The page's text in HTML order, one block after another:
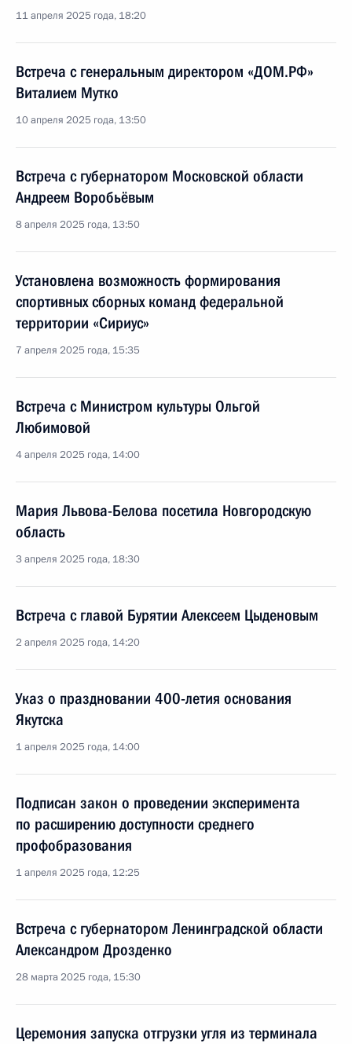
11 апреля 2025 года, 18:20
Встреча с генеральным директором «ДОМ.РФ»
Виталием Мутко
10 апреля 2025 года, 13:50
Встреча с губернатором Московской области
Андреем Воробьёвым
8 апреля 2025 года, 13:50
Установлена возможность формирования
спортивных сборных команд федеральной
территории «Сириус»
7 апреля 2025 года, 15:35
Встреча с Министром культуры Ольгой
Любимовой
4 апреля 2025 года, 14:00
Мария Львова-Белова посетила Новгородскую
область
3 апреля 2025 года, 18:30
Встреча с главой Бурятии Алексеем Цыденовым
2 апреля 2025 года, 14:20
Указ о праздновании 400-летия основания
Якутска
1 апреля 2025 года, 14:00
Подписан закон о проведении эксперимента
по расширению доступности среднего
профобразования
1 апреля 2025 года, 12:25
Встреча с губернатором Ленинградской области
Александром Дрозденко
28 марта 2025 года, 15:30
Церемония запуска отгрузки угля из терминала